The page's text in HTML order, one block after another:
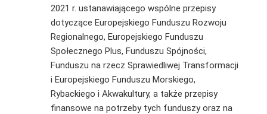
2021 r. ustanawiającego wspólne przepisy
dotyczące Europejskiego Funduszu Rozwoju
Regionalnego, Europejskiego Funduszu
Społecznego Plus, Funduszu Spójności,
Funduszu na rzecz Sprawiedliwej Transformacji
i Europejskiego Funduszu Morskiego,
Rybackiego i Akwakultury, a także przepisy
finansowe na potrzeby tych funduszy oraz na